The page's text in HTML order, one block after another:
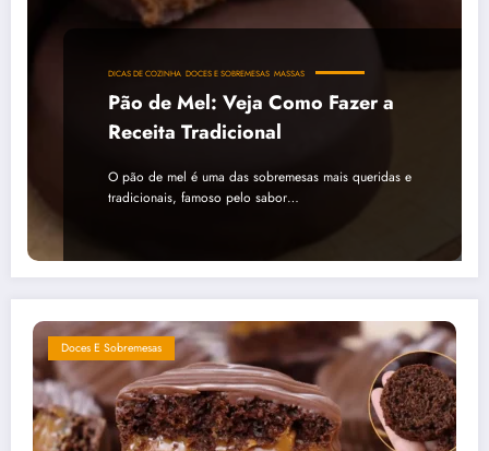
DICAS DE COZINHA DOCES E SOBREMESAS MASSAS
Pão de Mel: Veja Como Fazer a
Receita Tradicional
O pão de mel é uma das sobremesas mais queridas e
tradicionais, famoso pelo sabor…
Doces E Sobremesas